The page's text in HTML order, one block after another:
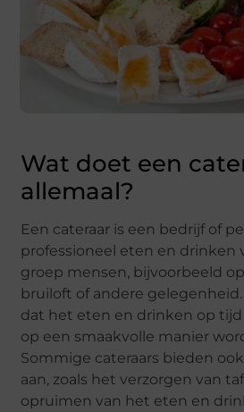
Wat doet een
allemaal?
Een cateraar is een bedrijf of
professioneel eten en drinken
groep mensen, bijvoorbeeld
bruiloft of andere
dat het eten en drinken op tijd
op een smaakvolle manier
Sommige cateraars bieden
aan, zoals het verzorgen van
opruimen van het eten en